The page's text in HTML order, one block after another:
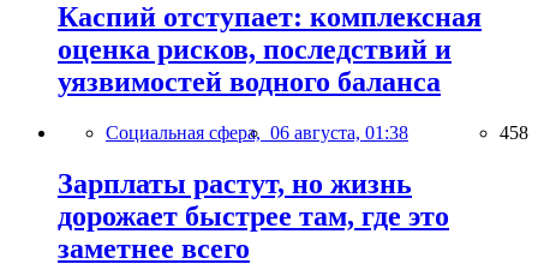
Каспий отступает: комплексная
оценка рисков, последствий и
уязвимостей водного баланса
Социальная сфера, 06 августа, 01:38 458
Зарплаты растут, но жизнь
дорожает быстрее там, где это
заметнее всего